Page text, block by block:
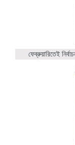
ফেব্রুয়ারিতেই